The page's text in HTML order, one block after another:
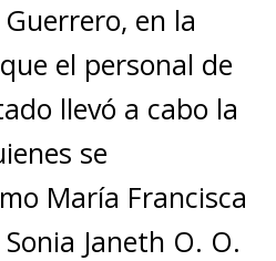
en la
el personal de
llevó a cabo la
se
María Francisca
Janeth O. O.